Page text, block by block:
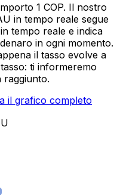
1 COP. Il nostro
in tempo reale segue
tempo reale e indica
in ogni momento.
il tasso evolve a
ti informeremo
raggiunto.
il grafico completo